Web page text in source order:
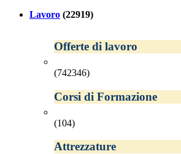
Lavoro (22919)
Offerte di lavoro
(742346)
Corsi di Formazione
(104)
Attrezzature